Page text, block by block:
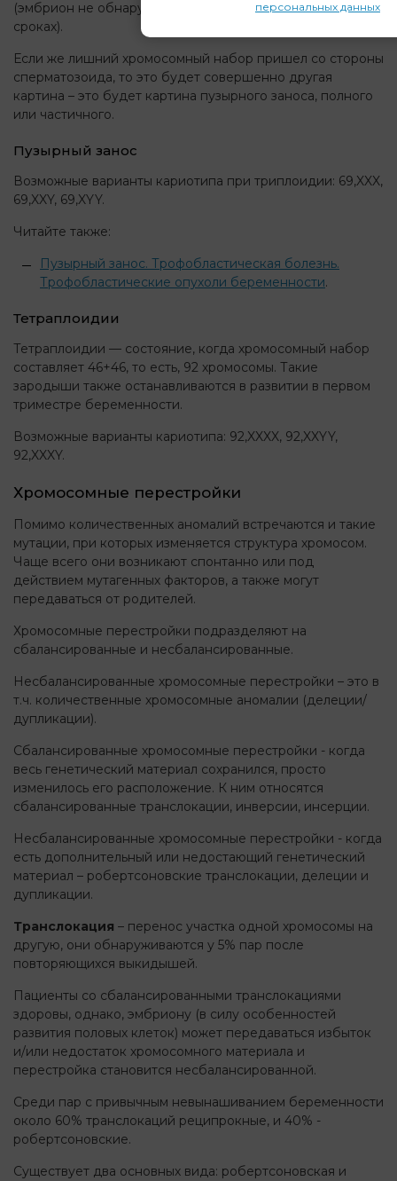
(эмбрион не обнаруживается, или погибает на малых
сроках).
Если же лишний хромосомный набор пришел со стороны
сперматозоида, то это будет совершенно другая
картина – это будет картина пузырного заноса, полного
или частичного.
Пузырный занос
Возможные варианты кариотипа при триплоидии: 69,XXX,
69,XXY, 69,XYY.
Читайте также:
Пузырный занос. Трофобластическая болезнь.
Трофобластические опухоли беременности.
Тетраплоидии
Тетраплоидии — состояние, когда хромосомный набор
составляет 46+46, то есть, 92 хромосомы. Такие
зародыши также останавливаются в развитии в первом
триместре беременности.
Возможные варианты кариотипа: 92,XXXX, 92,XXYY,
92,XXXY.
Хромосомные перестройки
Помимо количественных аномалий встречаются и такие
мутации, при которых изменяется структура хромосом.
Чаще всего они возникают спонтанно или под
действием мутагенных факторов, а также могут
передаваться от родителей.
Хромосомные перестройки подразделяют на
сбалансированные и несбалансированные.
Несбалансированные хромосомные перестройки – это в
т.ч. количественные хромосомные аномалии (делеции/
дупликации).
Сбалансированные хромосомные перестройки - когда
весь генетический материал сохранился, просто
изменилось его расположение. К ним относятся
сбалансированные транслокации, инверсии, инсерции.
Несбалансированные хромосомные перестройки - когда
есть дополнительный или недостающий генетический
материал – робертсоновские транслокации, делеции и
дупликации.
Транслокация – перенос участка одной хромосомы на
другую, они обнаруживаются у 5% пар после
повторяющихся выкидышей.
Пациенты со сбалансированными транслокациями
здоровы, однако, эмбриону (в силу особенностей
развития половых клеток) может передаваться избыток
и/или недостаток хромосомного материала и
перестройка становится несбалансированной.
Среди пар с привычным невынашиванием беременности
около 60% транслокаций реципрокные, и 40% -
робертсоновские.
Существует два основных вида: робертсоновская и
персональных данных